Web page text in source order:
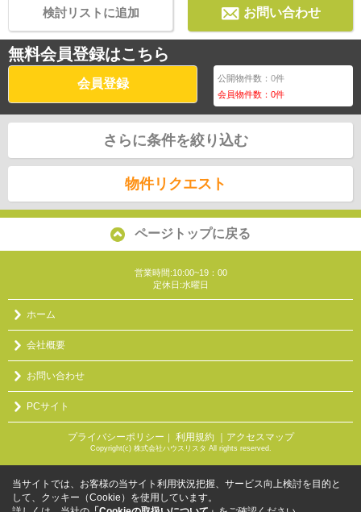
お問い合わせ
検討リストに追加
無料会員登録はこちら
会員登録 公開物件数：0件
会員物件数：0件
さらに条件を絞り込む
物件リクエスト
ページトップに戻る
営業時間:10:00~19：00
定休日:水曜日
ホーム
会社概要
お問い合わせ
PCサイト
プライバシーポリシー ｜ 利用規約 ｜アクセスマップ
Copyright(c) 株式会社ハウスリスタ All rights reserved.
当サイトでは、お客様の当サイト利用状況把握、サービス向上検討を目的と
して、クッキー（Cookie）を使用しています。